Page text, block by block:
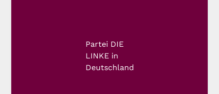
Partei DIE
LINKE in
Deutschland